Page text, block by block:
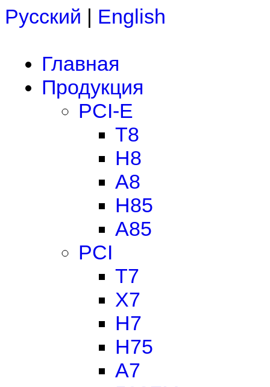
Русский | English
Главная
Продукция
PCI-E
T8
H8
A8
H85
A85
PCI
T7
X7
H7
H75
A7